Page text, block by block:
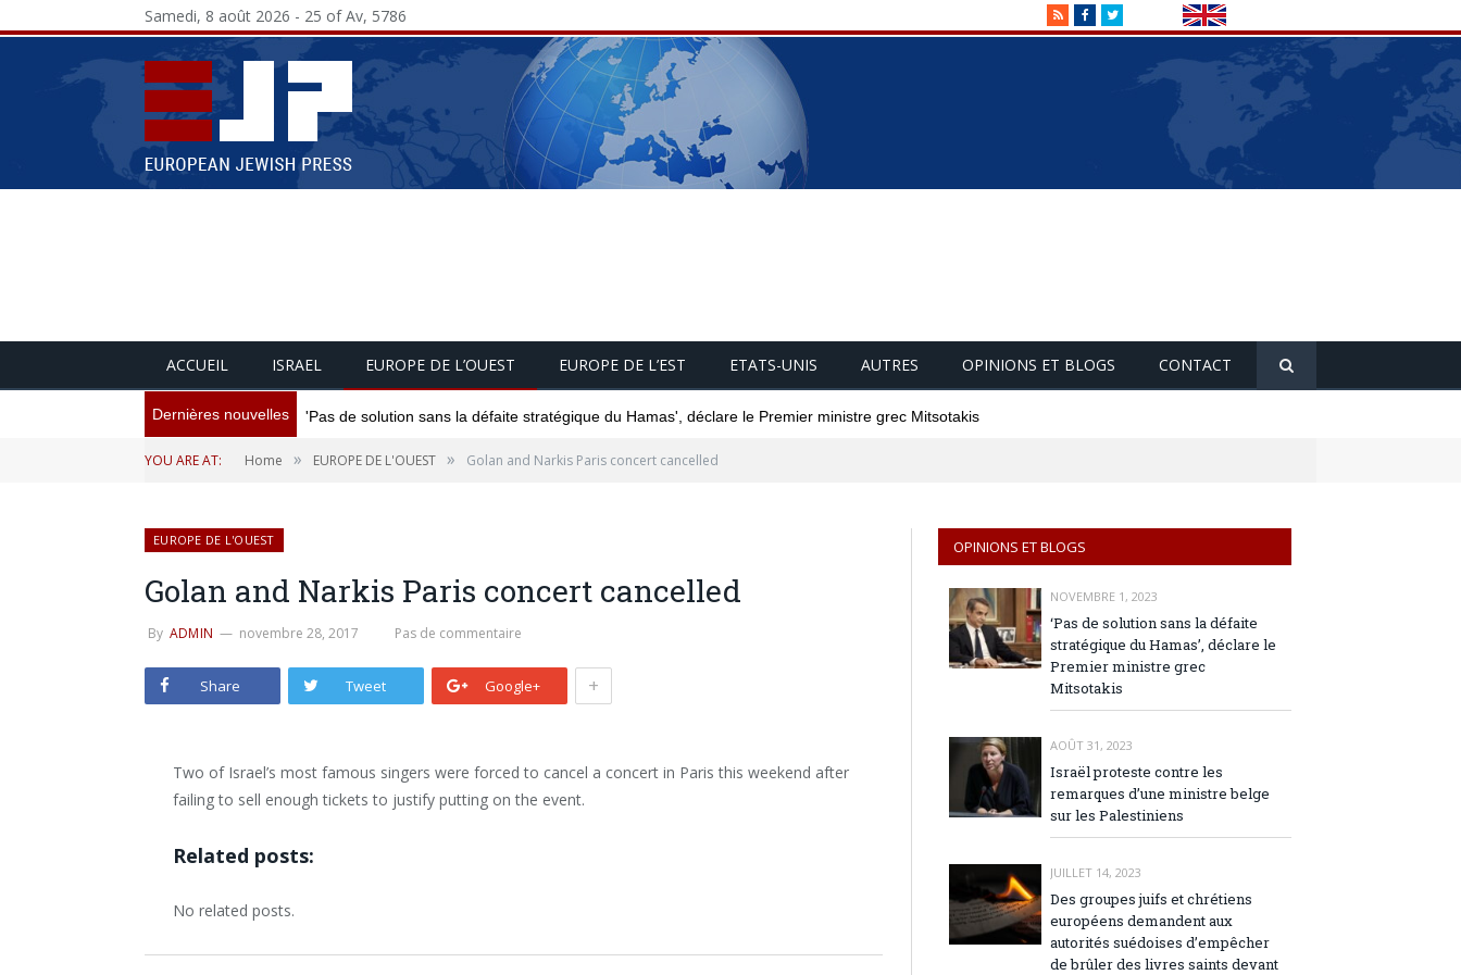
RSSFacebookTwitter
Samedi, 8 août 2026 - 25 of Av, 5786
ACCUEIL ISRAEL EUROPE DE L’OUEST EUROPE DE L’EST ETATS-UNIS AUTRES OPINIONS ET BLOGS CONTACT
Dernières nouvelles 'Pas de solution sans la défaite stratégique du Hamas', déclare le Premier ministre grec Mitsotakis
YOU ARE AT: Home » EUROPE DE L'OUEST » Golan and Narkis Paris concert cancelled
EUROPE DE L'OUEST
Golan and Narkis Paris concert cancelled
By ADMIN novembre 28, 2017 Pas de commentaire
Share Tweet Google+ +
Two of Israel’s most famous singers were forced to cancel a concert in Paris this weekend after
failing to sell enough tickets to justify putting on the event.
Related posts:
No related posts.
OPINIONS ET BLOGS
NOVEMBRE 1, 2023
‘Pas de solution sans la défaite
stratégique du Hamas’, déclare le
Premier ministre grec
Mitsotakis
AOÛT 31, 2023
Israël proteste contre les
remarques d’une ministre belge
sur les Palestiniens
JUILLET 14, 2023
Des groupes juifs et chrétiens
européens demandent aux
autorités suédoises d’empêcher
de brûler des livres saints devant